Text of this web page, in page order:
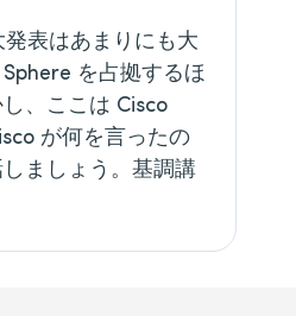
表はあまりにも大
を占拠するほ
、ここは Cisco
が何を言ったの
ましょう。基調講